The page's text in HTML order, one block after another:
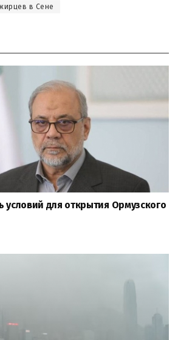
в Сене
условий для открытия Ормузского